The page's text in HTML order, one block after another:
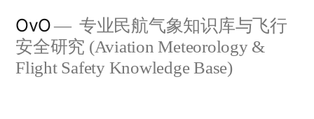
OvO
专业民航气象知识库与飞行
安全研究 (Aviation Meteorology &
Flight Safety Knowledge Base)